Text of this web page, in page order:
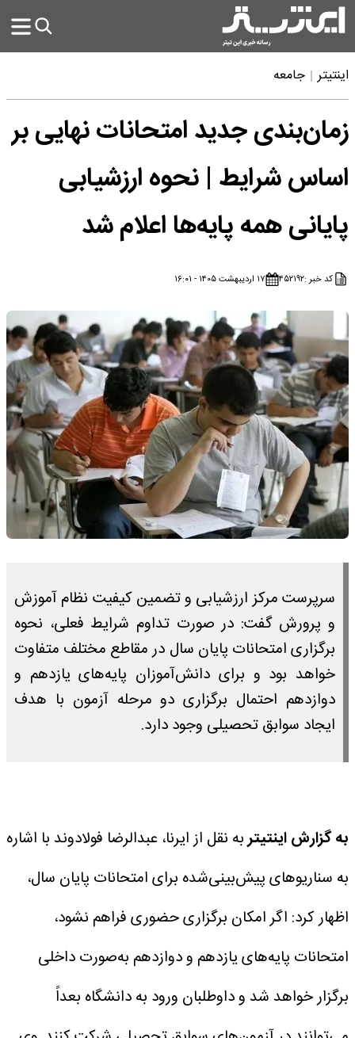
اینتیتر جامعه
زمان‌بندی جدید امتحانات نهایی بر
اساس شرایط | نحوه ارزشیابی
پایانی همه پایه‌ها اعلام شد
کد خبر :۴۵۲۱۹۲ ۱۷ اردیبهشت ۱۴۰۵ - ۱۶:۰۱
سرپرست مرکز ارزشیابی و تضمین کیفیت نظام آموزش‌
و پرورش گفت: در صورت تداوم شرایط فعلی، نحوه
برگزاری امتحانات پایان سال در مقاطع مختلف متفاوت
خواهد بود و برای دانش‌آموزان پایه‌های یازدهم و
دوازدهم احتمال برگزاری دو مرحله آزمون با هدف
ایجاد سوابق تحصیلی وجود دارد.
به گزارش اینتیتربه نقل از ایرنا، عبدالرضا فولادوند با اشاره
به سناریوهای پیش‌بینی‌شده برای امتحانات پایان سال،
اظهار کرد: اگر امکان برگزاری حضوری فراهم نشود،
امتحانات پایه‌های یازدهم و دوازدهم به‌صورت داخلی
برگزار خواهد شد و داوطلبان ورود به دانشگاه بعداً